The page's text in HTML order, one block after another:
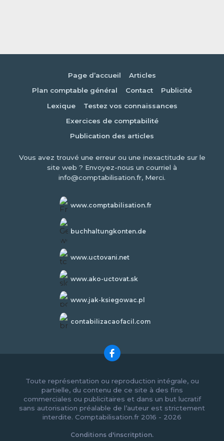
Page d’accueil
Articles
Plan comptable général
Contact
Publicité
Lexique
Testez vos connaissances
Exercices de comptabilité
Publication des articles
Vous avez trouvé une erreur ou une inexactitude sur le
site web ? Envoyez-nous un courriel à
info@comptabilisation.fr, Merci.
www.comptabilisation.fr
buchhaltungkonten.de
www.uctovani.net
www.ako-uctovat.sk
www.jak-ksiegowac.pl
contabilizacaofacil.com
Toute représentation ou reproduction intégrale, ou
partielle, du contenu de ce site à des fins
commerciales ou publicitaires et dans un but lucratif
sans autorisation préalable de l’auteur est strictement
interdite. Comptabilisation.fr 2016 - 2026
Conditions d'inscritption.